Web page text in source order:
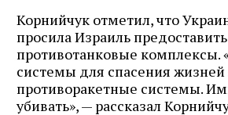
Корнийчук отметил, что
просила Израиль предоставить
противотанковые комплексы.
системы для спасения
противоракетные системы.
убивать», — рассказал